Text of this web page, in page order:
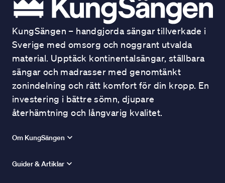
KungSängen – handgjorda sängar tillverkade i
Sverige med omsorg och noggrant utvalda
material. Upptäck kontinentalsängar, ställbara
sängar och madrasser med genomtänkt
zonindelning och rätt komfort för din kropp. En
investering i bättre sömn, djupare
återhämtning och långvarig kvalitet.
Om KungSängen
Guider & Artiklar